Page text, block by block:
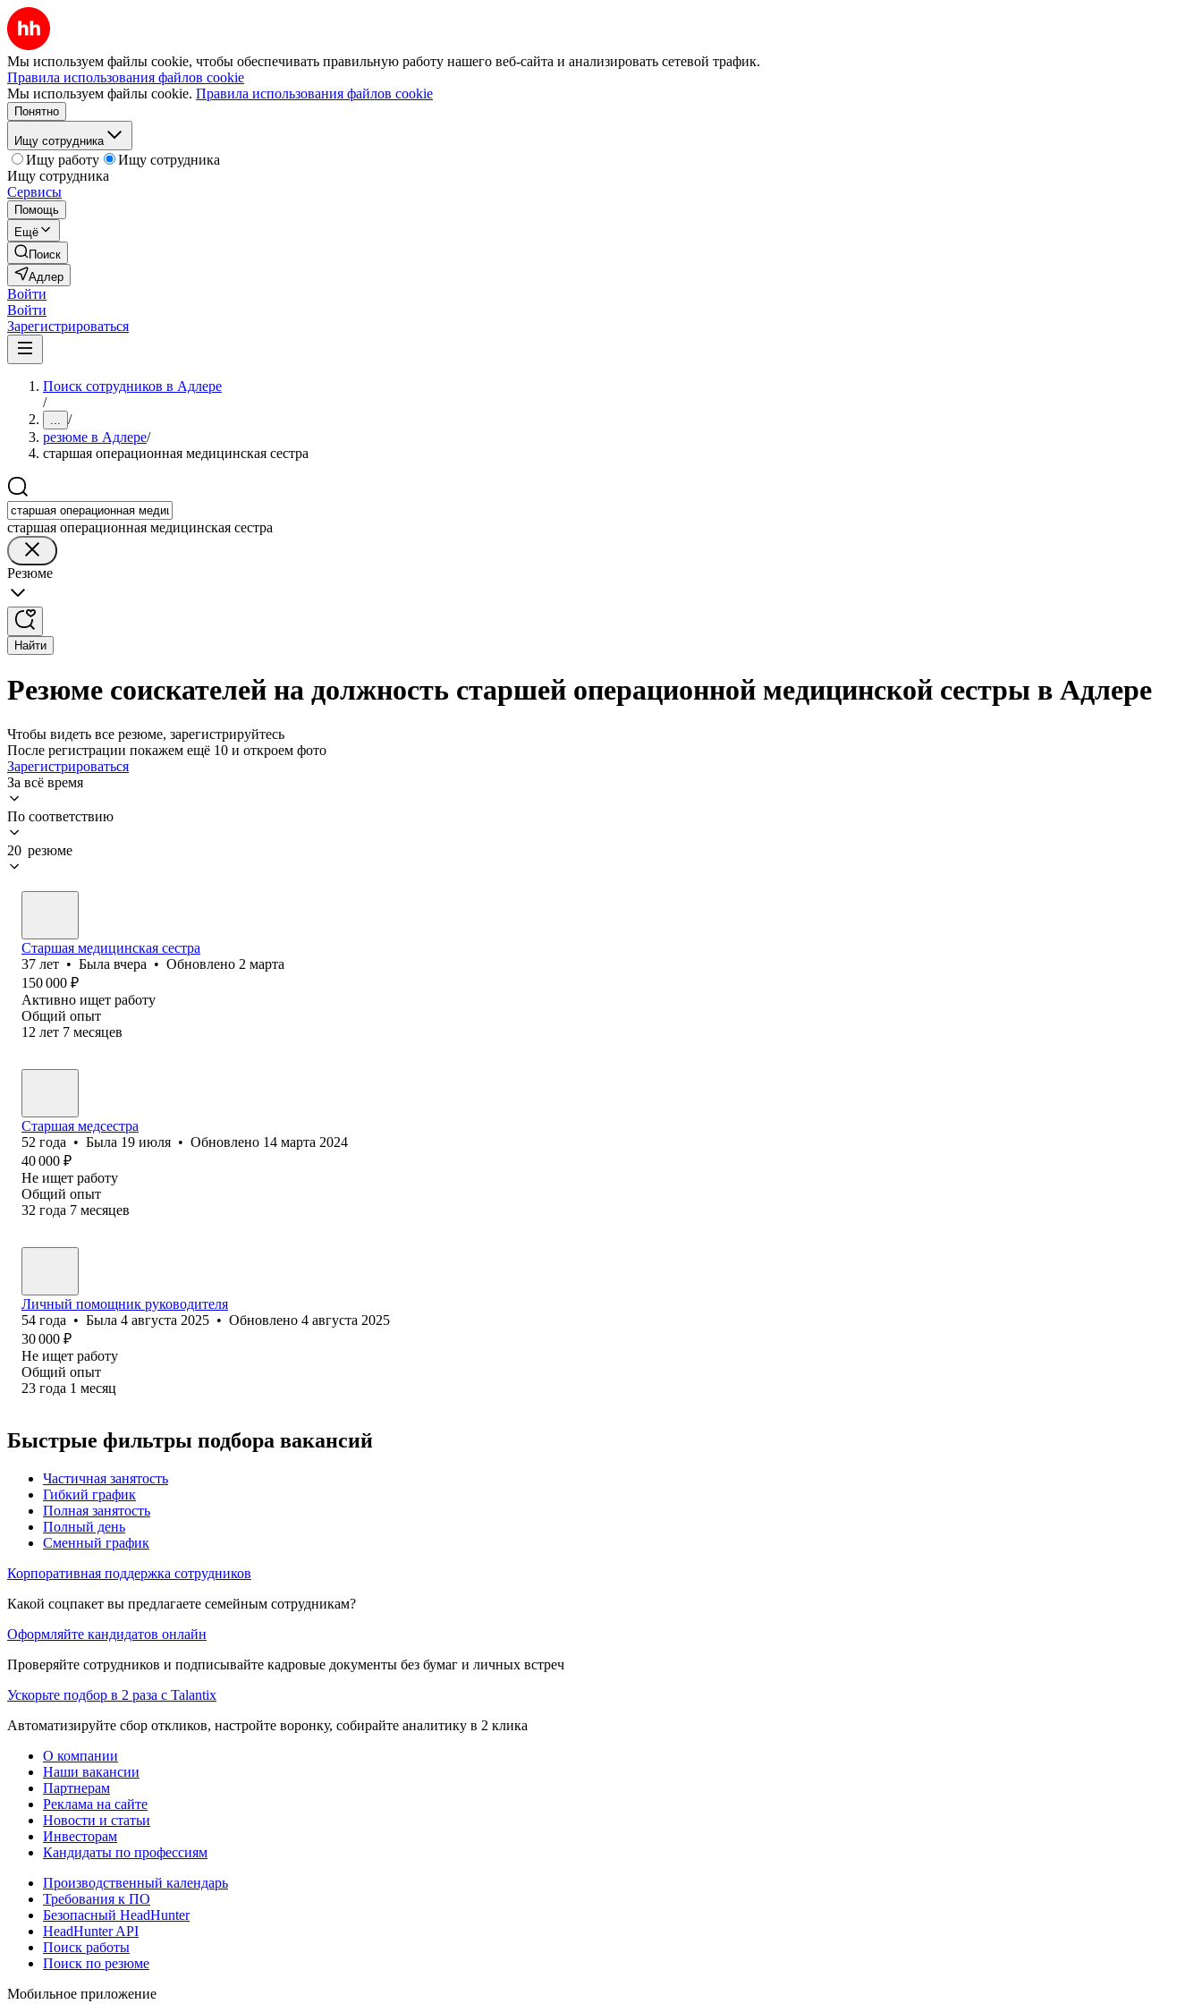
Мы используем файлы cookie, чтобы обеспечивать правильную работу нашего веб-сайта и анализировать сетевой трафик.
Правила использования файлов cookie
Мы используем файлы cookie. Правила использования файлов cookie
Понятно
Ищу сотрудника
Ищу работу
Ищу сотрудника
Ищу сотрудника
Сервисы
Помощь
Ещё
Поиск
Адлер
Войти
Войти
Зарегистрироваться
Поиск сотрудников в Адлере
/
... /
резюме в Адлере/
старшая операционная медицинская сестра
старшая операционная медицинская сестра
Резюме
Найти
Резюме соискателей на должность старшей операционной медицинской сестры в Адлере
Чтобы видеть все резюме, зарегистрируйтесь
После регистрации покажем ещё 10 и откроем фото
Зарегистрироваться
За всё время
По соответствию
20 резюме
Старшая медицинская сестра
37 лет • Была вчера • Обновлено 2 марта
150 000 ₽
Активно ищет работу
Общий опыт
12 лет 7 месяцев
Старшая медсестра
52 года • Была 19 июля • Обновлено 14 марта 2024
40 000 ₽
Не ищет работу
Общий опыт
32 года 7 месяцев
Личный помощник руководителя
54 года • Была 4 августа 2025 • Обновлено 4 августа 2025
30 000 ₽
Не ищет работу
Общий опыт
23 года 1 месяц
Быстрые фильтры подбора вакансий
Частичная занятость
Гибкий график
Полная занятость
Полный день
Сменный график
Корпоративная поддержка сотрудников
Какой соцпакет вы предлагаете семейным сотрудникам?
Оформляйте кандидатов онлайн
Проверяйте сотрудников и подписывайте кадровые документы без бумаг и личных встреч
Ускорьте подбор в 2 раза с Talantix
Автоматизируйте сбор откликов, настройте воронку, собирайте аналитику в 2 клика
О компании
Наши вакансии
Партнерам
Реклама на сайте
Новости и статьи
Инвесторам
Кандидаты по профессиям
Производственный календарь
Требования к ПО
Безопасный HeadHunter
HeadHunter API
Поиск работы
Поиск по резюме
Мобильное приложение